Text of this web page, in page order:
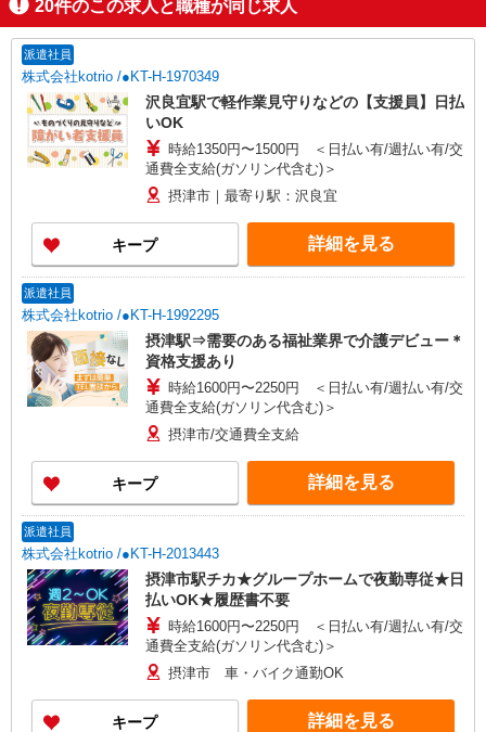
20件のこの求人と職種が同じ求人
派遣社員
株式会社kotrio /●KT-H-1970349
沢良宜駅で軽作業見守りなどの【支援員】日払
いOK
時給1350円〜1500円 ＜日払い有/週払い有/交
通費全支給(ガソリン代含む)＞
摂津市｜最寄り駅：沢良宜
キープ 詳細を見る
派遣社員
株式会社kotrio /●KT-H-1992295
摂津駅⇒需要のある福祉業界で介護デビュー＊
資格支援あり
時給1600円〜2250円 ＜日払い有/週払い有/交
通費全支給(ガソリン代含む)＞
摂津市/交通費全支給
キープ 詳細を見る
派遣社員
株式会社kotrio /●KT-H-2013443
摂津市駅チカ★グループホームで夜勤専従★日
払いOK★履歴書不要
時給1600円〜2250円 ＜日払い有/週払い有/交
通費全支給(ガソリン代含む)＞
摂津市 車・バイク通勤OK
キープ 詳細を見る